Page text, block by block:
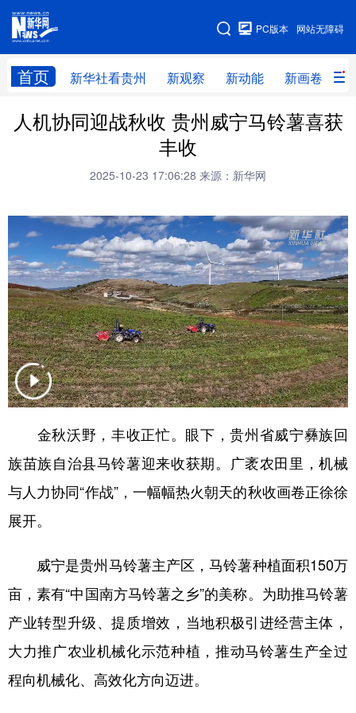
网站无障碍
PC版本
首页 新华社看贵州 新观察 新动能 新画卷
网站地图
新华社看贵州 新观察 新动能 新画卷
直播
畅游贵州 数字贵州 律动贵州 健康贵州
光影贵州 部门之窗 县区直达 企业速递
融媒联播 贵阳 遵义 安顺
六盘水 毕节 铜仁 黔东南
黔南 黔西南
辽宁 上海 江苏
广东 海南 重庆
四川 贵州 云南 西藏
陕西 甘肃 青海 宁夏
新疆 内蒙古
人机协同迎战秋收 贵州威宁马铃薯喜获
丰收
2025-10-23 17:06:28 来源：新华网
金秋沃野，丰收正忙。眼下，贵州省威宁彝族回
族苗族自治县马铃薯迎来收获期。广袤农田里，机械
与人力协同“作战”，一幅幅热火朝天的秋收画卷正徐徐
展开。
威宁是贵州马铃薯主产区，马铃薯种植面积150万
亩，素有“中国南方马铃薯之乡”的美称。为助推马铃薯
产业转型升级、提质增效，当地积极引进经营主体，
大力推广农业机械化示范种植，推动马铃薯生产全过
程向机械化、高效化方向迈进。